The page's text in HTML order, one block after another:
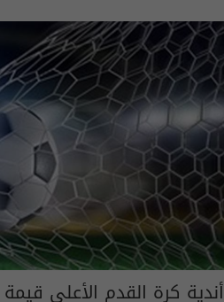
أندية كرة القدم الأعلى